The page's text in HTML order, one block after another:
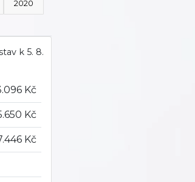
2020
k 5. 8.
Kč
Kč
Kč